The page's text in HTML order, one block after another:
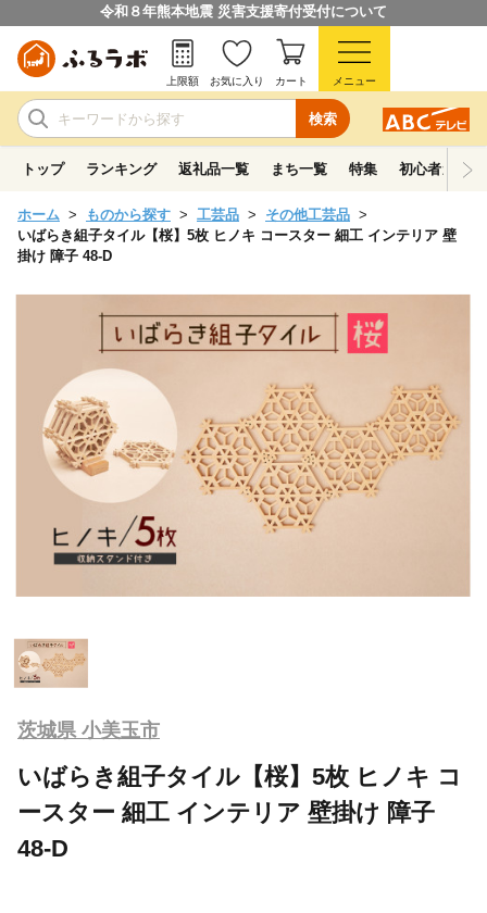
令和８年熊本地震 災害支援寄付受付について
検索
上限額 お気に入り カート メニュー
トップ ランキング 返礼品一覧 まち一覧 特集 初心者ガイド
ホーム ものから探す 工芸品
その他工芸品
いばらき組子タイル【桜】5枚 ヒノキ コースター 細工 インテリア 壁
掛け 障子 48-D
茨城県 小美玉市
いばらき組子タイル【桜】5枚 ヒノキ コ
ースター 細工 インテリア 壁掛け 障子
48-D